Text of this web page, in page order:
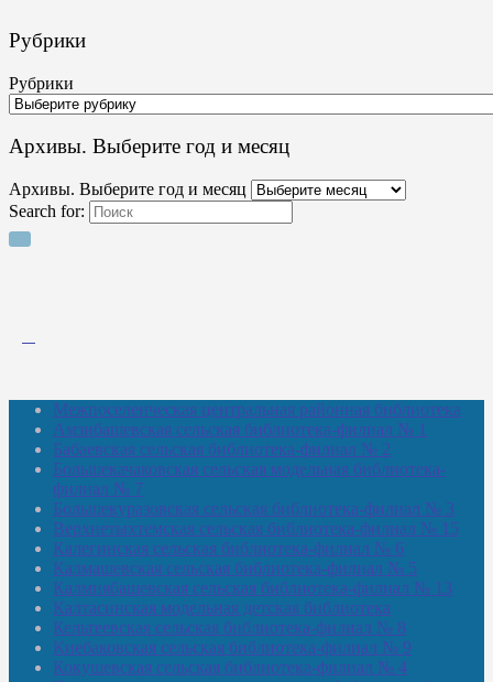
Рубрики
Рубрики
Архивы. Выберите год и месяц
Архивы. Выберите год и месяц
Search for:
Межпоселенческая центральная районная библиотека
Амзибашевская сельская библиотека-филиал № 1
Бабаевская сельская библиотека-филиал № 2
Большекачаковская сельская модельная библиотека-
филиал № 7
Большекуразовская сельская библиотека-филиал № 3
Верхнетыхтемская сельская библиотека-филиал № 15
Калегинская сельская библиотека-филиал № 6
Калмашевская сельская библиотека-филиал № 5
Калмиябашевская сельская библиотека-филиал № 13
Калтасинская модельная детская библиотека
Кельтеевская сельская библиотека-филиал № 8
Киебаковская сельская библиотека-филиал № 9
Кокушевская сельская библиотека-филиал № 4